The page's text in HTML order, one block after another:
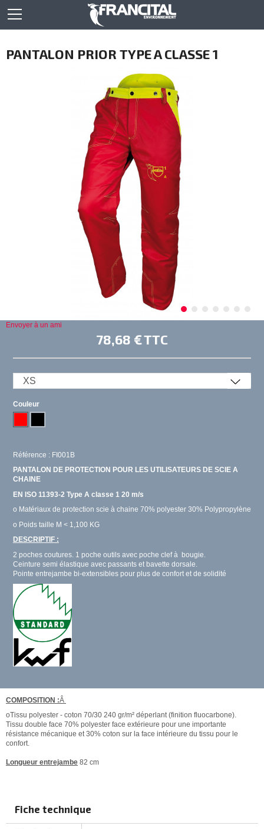
PANTALON PRIOR TYPE A CLASSE 1
Envoyer à un ami
78,68 €TTC
Couleur
Référence : FI001B
PANTALON DE PROTECTION POUR LES UTILISATEURS DE SCIE A
CHAINE
EN ISO 11393-2 Type A classe 1 20 m/s
o Matériaux de protection scie à chaine 70% polyester 30% Polypropylène
o Poids taille M < 1,100 KG
DESCRIPTIF :
2 poches coutures. 1 poche outils avec poche clef à bougie.
Ceinture semi élastique avec passants et bavette dorsale.
Pointe entrejambe bi-extensibles pour plus de confort et de solidité
COMPOSITION :Â
oTissu polyester - coton 70/30 240 gr/m² déperlant (finition fluocarbone).
Tissu double face 70% polyester face extérieure pour une importante
résistance mécanique et 30% coton sur la face intérieure du tissu pour le
confort.
Longueur entrejambe 82 cm
Fiche technique